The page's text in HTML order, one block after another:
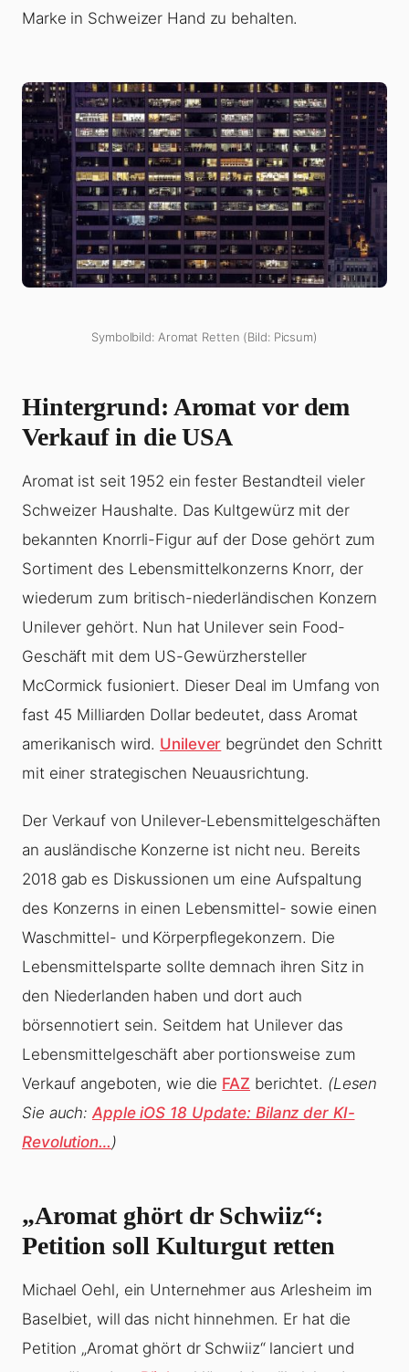
Marke in Schweizer Hand zu behalten.
Symbolbild: Aromat Retten (Bild: Picsum)
Hintergrund: Aromat vor dem
Verkauf in die USA
Aromat ist seit 1952 ein fester Bestandteil vieler
Schweizer Haushalte. Das Kultgewürz mit der
bekannten Knorrli-Figur auf der Dose gehört zum
Sortiment des Lebensmittelkonzerns Knorr, der
wiederum zum britisch-niederländischen Konzern
Unilever gehört. Nun hat Unilever sein Food-
Geschäft mit dem US-Gewürzhersteller
McCormick fusioniert. Dieser Deal im Umfang von
fast 45 Milliarden Dollar bedeutet, dass Aromat
amerikanisch wird. Unilever begründet den Schritt
mit einer strategischen Neuausrichtung.
Der Verkauf von Unilever-Lebensmittelgeschäften
an ausländische Konzerne ist nicht neu. Bereits
2018 gab es Diskussionen um eine Aufspaltung
des Konzerns in einen Lebensmittel- sowie einen
Waschmittel- und Körperpflegekonzern. Die
Lebensmittelsparte sollte demnach ihren Sitz in
den Niederlanden haben und dort auch
börsennotiert sein. Seitdem hat Unilever das
Lebensmittelgeschäft aber portionsweise zum
Verkauf angeboten, wie die FAZ berichtet. (Lesen
Sie auch:Apple iOS 18 Update: Bilanz der KI-
Revolution…)
„Aromat ghört dr Schwiiz“:
Petition soll Kulturgut retten
Michael Oehl, ein Unternehmer aus Arlesheim im
Baselbiet, will das nicht hinnehmen. Er hat die
Petition „Aromat ghört dr Schwiiz“ lanciert und